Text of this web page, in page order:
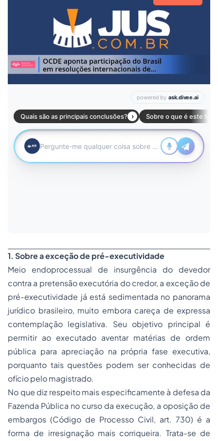
1. Sobre a exceção de pré-executividade
Meio endoprocessual de insurgência do devedor
contra a pretensão executória do credor, a exceção de
pré-executividade já está sedimentada no panorama
jurídico brasileiro, muito embora careça de expressa
contemplação legislativa. Seu objetivo principal é
permitir ao executado aventar matérias de ordem
pública para apreciação na própria fase executiva,
porquanto tais questões podem ser conhecidas de
ofício pelo magistrado.
No que diz respeito mais especificamente à defesa da
Fazenda Pública no curso da execução, a oposição de
embargos (Código de Processo Civil, art. 730) é a
forma de irresignação mais corriqueira. Trata-se de